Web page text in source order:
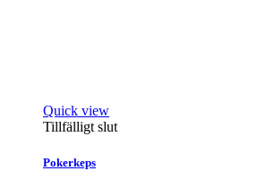
Quick view
Tillfälligt slut
Pokerkeps